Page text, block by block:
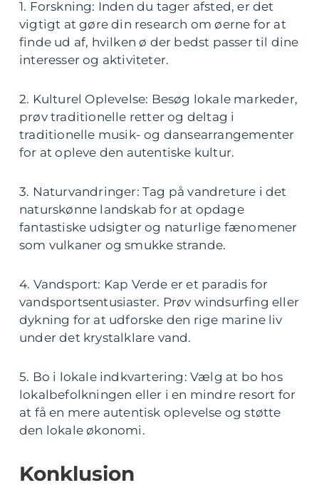
1. Forskning: Inden du tager afsted, er det
vigtigt at gøre din research om øerne for at
finde ud af, hvilken ø der bedst passer til dine
interesser og aktiviteter.
2. Kulturel Oplevelse: Besøg lokale markeder,
prøv traditionelle retter og deltag i
traditionelle musik- og dansearrangementer
for at opleve den autentiske kultur.
3. Naturvandringer: Tag på vandreture i det
naturskønne landskab for at opdage
fantastiske udsigter og naturlige fænomener
som vulkaner og smukke strande.
4. Vandsport: Kap Verde er et paradis for
vandsportsentusiaster. Prøv windsurfing eller
dykning for at udforske den rige marine liv
under det krystalklare vand.
5. Bo i lokale indkvartering: Vælg at bo hos
lokalbefolkningen eller i en mindre resort for
at få en mere autentisk oplevelse og støtte
den lokale økonomi.
Konklusion